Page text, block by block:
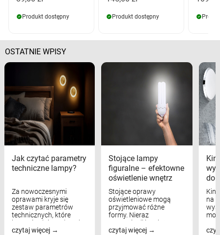
Produkt dostępny Produkt dostępny
OSTATNIE WPISY
Jak czytać parametry
techniczne lampy?
Za nowoczesnymi
oprawami kryje się
zestaw parametrów
technicznych, które
bezpośrednio wpływają
na komfort widzenia,
czytaj więcej
Stojące lampy
figuralne – efektowne
oświetlenie wnętrz
Stojące oprawy
oświetleniowe mogą
przyjmować różne
formy. Nieraz
wspominaliśmy już
modele na łukowych
czytaj więcej
na